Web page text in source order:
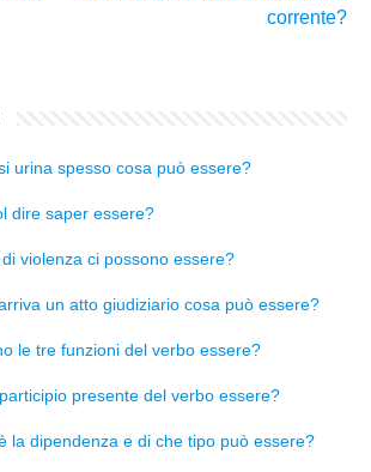
corrente?
urina spesso cosa può essere?
dire saper essere?
violenza ci possono essere?
un atto giudiziario cosa può essere?
le tre funzioni del verbo essere?
presente del verbo essere?
la dipendenza e di che tipo può essere?